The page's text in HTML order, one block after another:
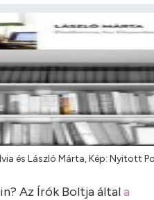
és László Márta, Kép: Nyitott
Az Írók Boltja általa